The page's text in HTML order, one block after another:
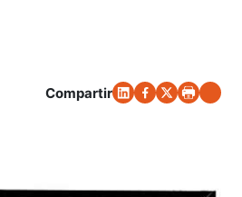
Compartir